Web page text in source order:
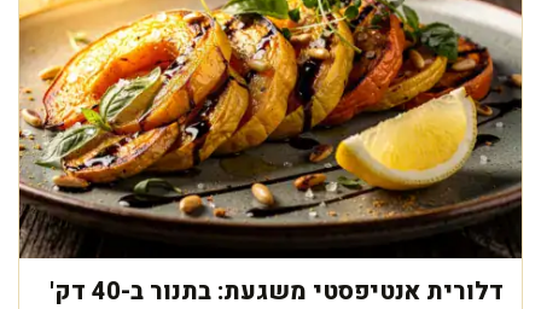
דלורית אנטיפסטי משגעת: בתנור ב-40 דק'